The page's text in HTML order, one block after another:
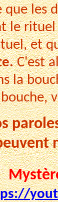
les
le
et
C'est
la